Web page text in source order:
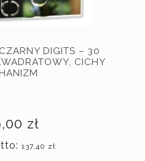
DIGITS – 30
CICHY
zł
137,40 zł